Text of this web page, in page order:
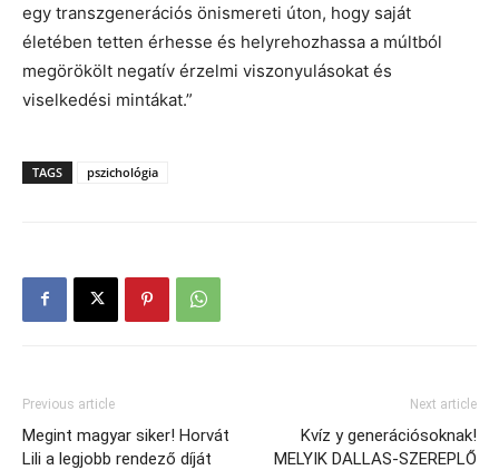
egy transzgenerációs önismereti úton, hogy saját
életében tetten érhesse és helyrehozhassa a múltból
megörökölt negatív érzelmi viszonyulásokat és
viselkedési mintákat.”
TAGS pszichológia
Previous article
Megint magyar siker! Horvát
Lili a legjobb rendező díját
Next article
Kvíz y generációsoknak!
MELYIK DALLAS-SZEREPLŐ